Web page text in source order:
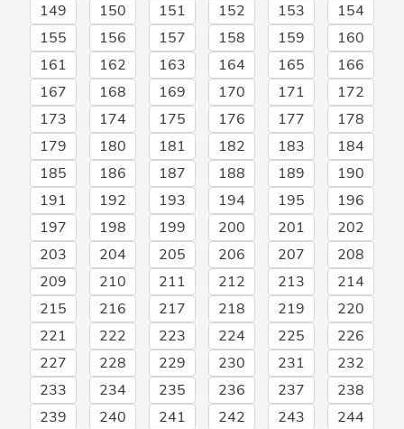
149
150 151 152 153
154
155
156 157 158 159
160
161
162 163 164 165
166
167
168 169 170 171
172
173
174 175 176 177
178
179
180 181 182 183
184
185
186 187 188 189
190
191
192 193 194 195
196
197
198 199 200 201
202
203
204 205 206 207
208
209
210 211 212 213
214
215
216 217 218 219
220
221
222 223 224 225
226
227
228 229 230 231
232
233
234 235 236 237
238
239
240 241 242 243
244